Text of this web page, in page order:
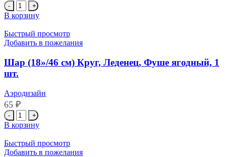
шт.
Количество
товара
Шар
(18''/46
см)
Леденец,
Голубой,
1
В корзину
Быстрый просмотр
Добавить в пожелания
Шар (18»/46 см) Круг, Леденец, Фуше ягодный, 1
шт.
Аэродизайн
65 ₽
Количество
товара
Шар
(18''/46
см)
В корзину
Быстрый просмотр
Добавить в пожелания